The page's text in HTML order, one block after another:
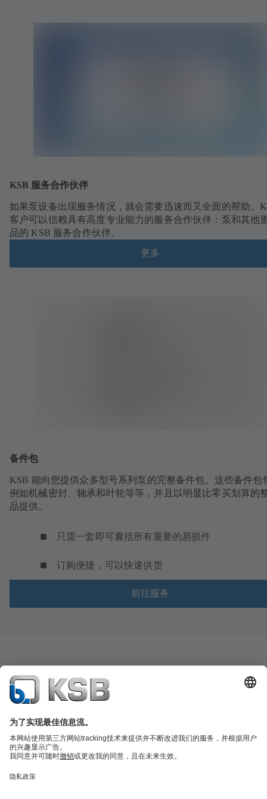
KSB 服务合作伙伴
如果泵设备出现服务情况，就会需要迅速而又全面的帮助。
客户可以信赖具有高度专业能力的服务合作伙伴：泵和其他
品的 KSB 服务合作伙伴。
更多
备件包
KSB 能向您提供众多型号系列泵的完整备件包。这些备件包
例如机械密封、轴承和叶轮等等，并且以明显比零买划算的
品提供。
只需一套即可囊括所有重要的易损件
订购便捷，可以快速供货
前往服务